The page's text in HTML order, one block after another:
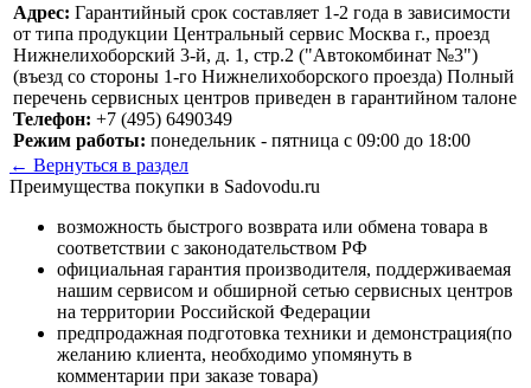
Адрес: Гарантийный срок составляет 1-2 года в зависимости
от типа продукции Центральный сервис Москва г., проезд
Нижнелихоборский 3-й, д. 1, стр.2 ("Автокомбинат №3")
(въезд со стороны 1-го Нижнелихоборского проезда) Полный
перечень сервисных центров приведен в гарантийном талоне
Телефон: +7 (495) 6490349
Режим работы: понедельник - пятница с 09:00 до 18:00
← Вернуться в раздел
Преимущества покупки в Sadovodu.ru
возможность быстрого возврата или обмена товара в
соответствии с законодательством РФ
официальная гарантия производителя, поддерживаемая
нашим сервисом и обширной сетью сервисных центров
на территории Российской Федерации
предпродажная подготовка техники и демонстрация(по
желанию клиента, необходимо упомянуть в
комментарии при заказе товара)